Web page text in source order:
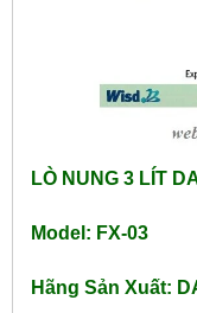
LÒ NUNG 3 LÍT
Model: FX-03
Hãng Sản Xuất: